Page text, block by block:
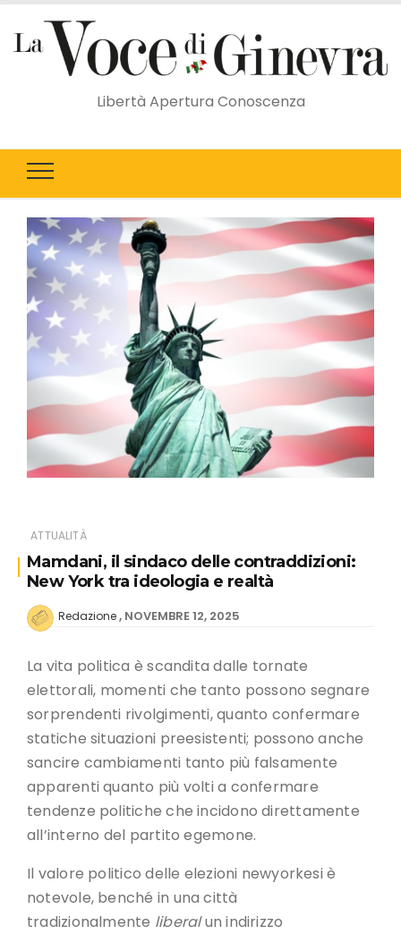
Libertà Apertura Conoscenza
ATTUALITÀ
Mamdani, il sindaco delle contraddizioni:
New York tra ideologia e realtà
Redazione NOVEMBRE 12, 2025
La vita politica è scandita dalle tornate
elettorali, momenti che tanto possono segnare
sorprendenti rivolgimenti, quanto confermare
statiche situazioni preesistenti; possono anche
sancire cambiamenti tanto più falsamente
apparenti quanto più volti a confermare
tendenze politiche che incidono direttamente
all’interno del partito egemone.
Il valore politico delle elezioni newyorkesi è
notevole, benché in una città
tradizionalmente liberalun indirizzo